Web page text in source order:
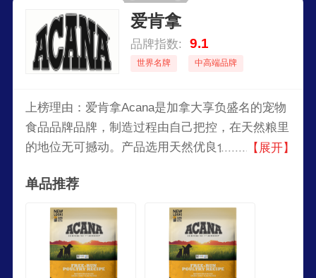
爱肯拿
品牌指数: 9.1
世界名牌 中高端品牌
上榜理由：爱肯拿Acana是加拿大享负盛名的宠物
食品品牌品牌，制造过程由自己把控，在天然粮里
的地位无可撼动。产品选用天然优良食材，科学配
泽，柔顺，提供爱宠日常所需能量。
【展开】
单品推荐